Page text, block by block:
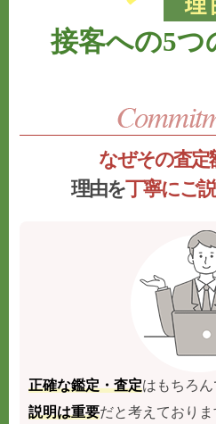
接客への5つ
なぜその査定
理由を丁寧にご
正確な鑑定・査定はもちろ
説明は重要だと考えておりま